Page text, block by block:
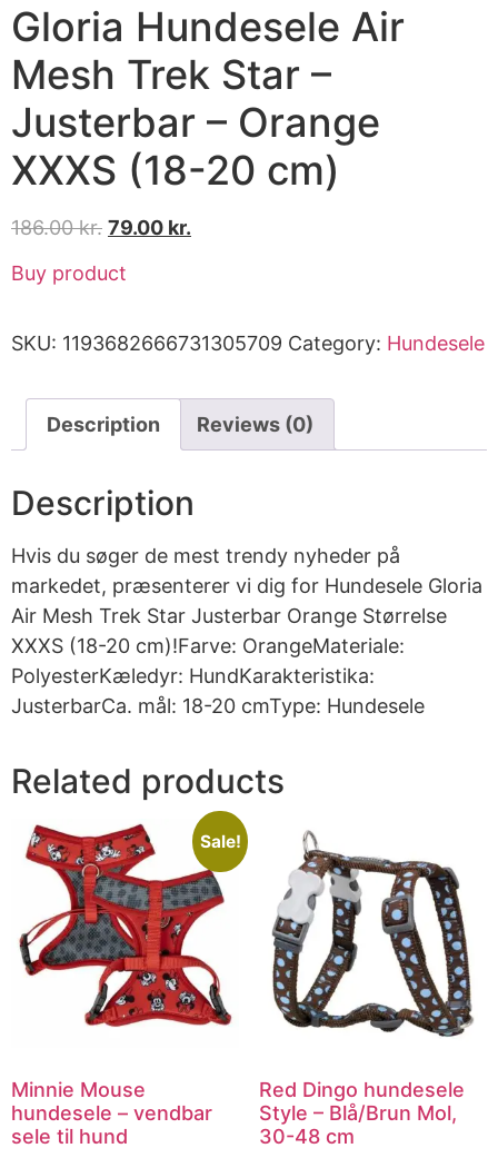
Gloria Hundesele Air
Mesh Trek Star –
Justerbar – Orange
XXXS (18-20 cm)
186.00kr. 79.00 kr.
Buy product
SKU: 1193682666731305709 Category: Hundesele
Description Reviews (0)
Description
Hvis du søger de mest trendy nyheder på
markedet, præsenterer vi dig for Hundesele Gloria
Air Mesh Trek Star Justerbar Orange Størrelse
XXXS (18-20 cm)!Farve: OrangeMateriale:
PolyesterKæledyr: HundKarakteristika:
JusterbarCa. mål: 18-20 cmType: Hundesele
Related products
Sale!
Minnie Mouse
hundesele – vendbar
sele til hund
Red Dingo hundesele
Style – Blå/Brun Mol,
30-48 cm